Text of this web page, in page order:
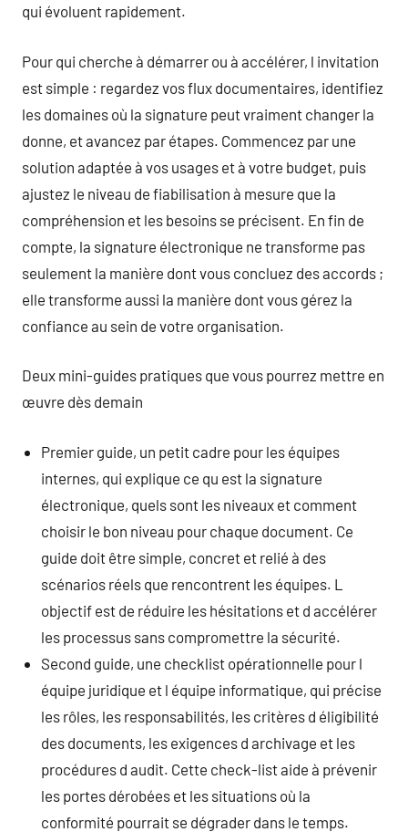
qui évoluent rapidement.
Pour qui cherche à démarrer ou à accélérer, l invitation
est simple : regardez vos flux documentaires, identifiez
les domaines où la signature peut vraiment changer la
donne, et avancez par étapes. Commencez par une
solution adaptée à vos usages et à votre budget, puis
ajustez le niveau de fiabilisation à mesure que la
compréhension et les besoins se précisent. En fin de
compte, la signature électronique ne transforme pas
seulement la manière dont vous concluez des accords ;
elle transforme aussi la manière dont vous gérez la
confiance au sein de votre organisation.
Deux mini-guides pratiques que vous pourrez mettre en
œuvre dès demain
Premier guide, un petit cadre pour les équipes
internes, qui explique ce qu est la signature
électronique, quels sont les niveaux et comment
choisir le bon niveau pour chaque document. Ce
guide doit être simple, concret et relié à des
scénarios réels que rencontrent les équipes. L
objectif est de réduire les hésitations et d accélérer
les processus sans compromettre la sécurité.
Second guide, une checklist opérationnelle pour l
équipe juridique et l équipe informatique, qui précise
les rôles, les responsabilités, les critères d éligibilité
des documents, les exigences d archivage et les
procédures d audit. Cette check-list aide à prévenir
les portes dérobées et les situations où la
conformité pourrait se dégrader dans le temps.